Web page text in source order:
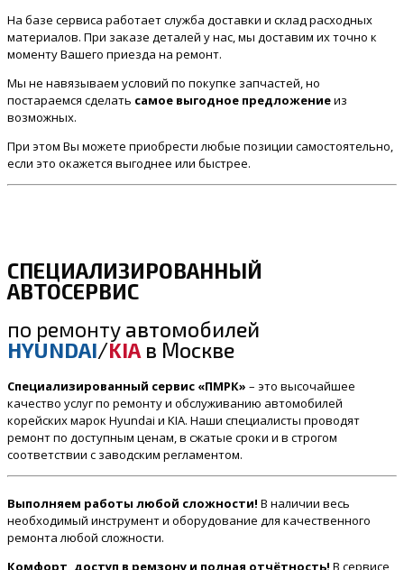
На базе сервиса работает служба доставки и склад расходных
материалов. При заказе деталей у нас, мы доставим их точно к
моменту Вашего приезда на ремонт.
Мы не навязываем условий по покупке запчастей, но
постараемся сделать самое выгодное предложениеиз
возможных.
При этом Вы можете приобрести любые позиции самостоятельно,
если это окажется выгоднее или быстрее.
СПЕЦИАЛИЗИРОВАННЫЙ
АВТОСЕРВИС
по ремонту автомобилей
HYUNDAI/KIA в Москве
Специализированный сервис «ПМРК» – это высочайшее
качество услуг по ремонту и обслуживанию автомобилей
корейских марок Hyundai и KIA. Наши специалисты проводят
ремонт по доступным ценам, в сжатые сроки и в строгом
соответствии с заводским регламентом.
Выполняем работы любой сложности! В наличии весь
необходимый инструмент и оборудование для качественного
ремонта любой сложности.
Комфорт, доступ в ремзону и полная отчётность! В сервисе